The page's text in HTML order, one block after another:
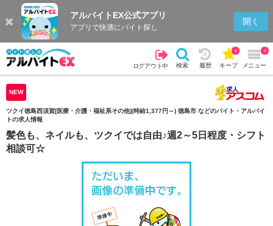
アルバイトEX公式アプリ
アプリで快適にバイト探し
開く
ログアウト中 検索 履歴 キープ
0
メニュー
0
検索 履歴
NEW
ツクイ徳島西須賀[医療・介護・福祉系その他](時給1,377円～) 徳島市 などのバイト・アルバイ
トの求人情報
髪色も、ネイルも、ツクイでは自由♪週2～5日程度・シフト
相談可☆